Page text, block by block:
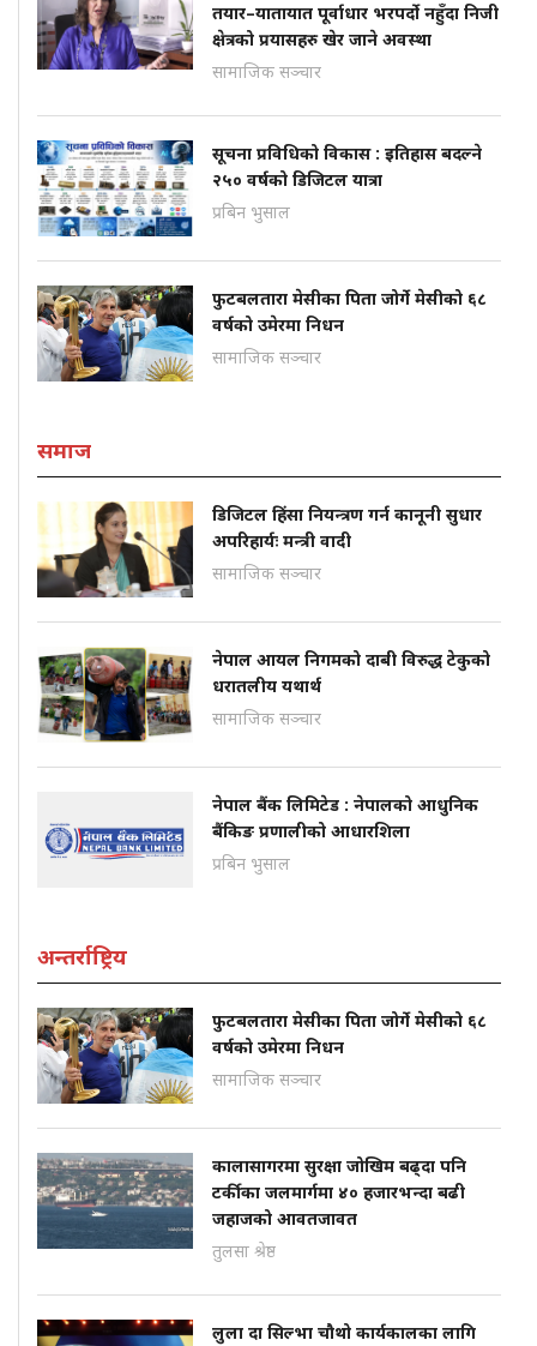
तयार–यातायात पूर्वाधार भरपर्दो नहुँदा निजी
क्षेत्रको प्रयासहरु खेर जाने अवस्था
सामाजिक सञ्चार
सूचना प्रविधिको विकास : इतिहास बदल्ने
२५० वर्षको डिजिटल यात्रा
प्रबिन भुसाल
फुटबलतारा मेसीका पिता जोर्गे मेसीको ६८
वर्षको उमेरमा निधन
सामाजिक सञ्चार
समाज
डिजिटल हिंसा नियन्त्रण गर्न कानूनी सुधार
अपरिहार्यः मन्त्री वादी
सामाजिक सञ्चार
नेपाल आयल निगमको दाबी विरुद्ध टेकुको
धरातलीय यथार्थ
सामाजिक सञ्चार
नेपाल बैंक लिमिटेड : नेपालको आधुनिक
बैंकिङ प्रणालीको आधारशिला
प्रबिन भुसाल
अन्तर्राष्ट्रिय
फुटबलतारा मेसीका पिता जोर्गे मेसीको ६८
वर्षको उमेरमा निधन
सामाजिक सञ्चार
कालासागरमा सुरक्षा जोखिम बढ्दा पनि
टर्कीका जलमार्गमा ४० हजारभन्दा बढी
जहाजको आवतजावत
तुलसा श्रेष्ठ
लुला दा सिल्भा चौथो कार्यकालका लागि